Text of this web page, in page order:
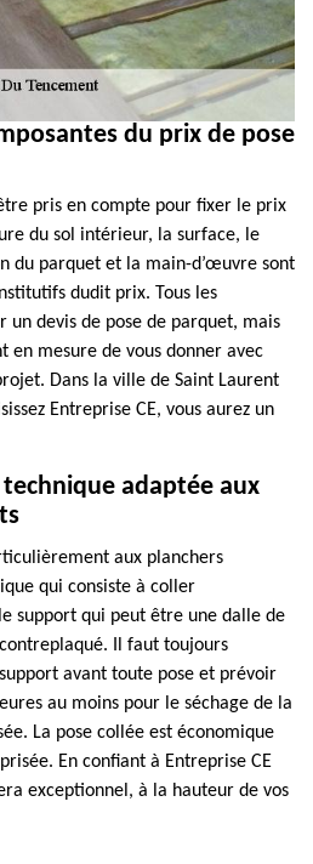
du prix de pose
pris en compte pour fixer le prix
du sol intérieur, la surface, le
du parquet et la main-d’œuvre sont
dudit prix. Tous les
un devis de pose de parquet, mais
en mesure de vous donner avec
Dans la ville de Saint Laurent
Entreprise CE, vous aurez un
adaptée aux
aux planchers
qui consiste à coller
support qui peut être une dalle de
Il faut toujours
avant toute pose et prévoir
au moins pour le séchage de la
La pose collée est économique
En confiant à Entreprise CE
exceptionnel, à la hauteur de vos